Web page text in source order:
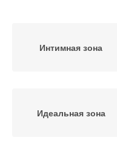
Интимная зона
Идеальная зона